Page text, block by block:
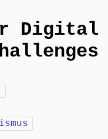
Digital